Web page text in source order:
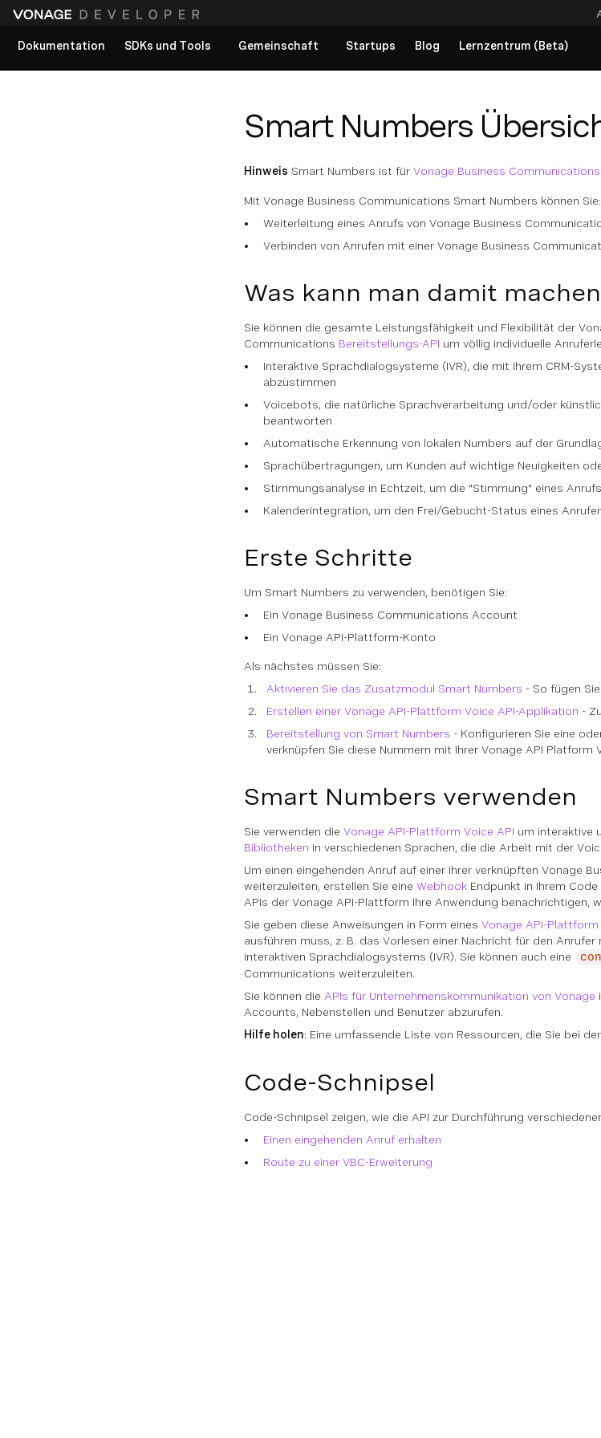
Dokumentation
SDKs und Tools Gemeinschaft Startups Blog Lernzentrum (Beta)
Smart Numbers
Hinweis Smart Numbers ist für Vonage Business
Mit Vonage Business Communications Smart Numbers können Sie:
Weiterleitung eines Anrufs von Vonage Business
Verbinden von Anrufen mit einer Vonage Business
Was kann man damit
Sie können die gesamte Leistungsfähigkeit und Flexibilität der
Communications Bereitstellungs-API um völlig individuelle
Interaktive Sprachdialogsysteme (IVR), die mit Ihrem CRM-
abzustimmen
Voicebots, die natürliche Sprachverarbeitung und/oder
beantworten
Automatische Erkennung von lokalen Numbers auf der
Sprachübertragungen, um Kunden auf wichtige Neuigkeiten
Stimmungsanalyse in Echtzeit, um die "Stimmung" eines
Kalenderintegration, um den Frei/Gebucht-Status eines
Erste Schritte
Um Smart Numbers zu verwenden, benötigen Sie:
Ein Vonage Business Communications Account
Ein Vonage API-Plattform-Konto
Als nächstes müssen Sie:
Aktivieren Sie das Zusatzmodul Smart Numbers - So fügen
Erstellen einer Vonage API-Plattform Voice API-Applikation -
Bereitstellung von Smart Numbers - Konfigurieren Sie eine
verknüpfen Sie diese Nummern mit Ihrer Vonage API Platform
Smart Numbers verwenden
Sie verwenden die Vonage API-Plattform Voice API um interaktive
Bibliotheken in verschiedenen Sprachen, die die Arbeit mit der
Um einen eingehenden Anruf auf einer Ihrer verknüpften Vonage
weiterzuleiten, erstellen Sie eine Webhook Endpunkt in Ihrem
APIs der Vonage API-Plattform Ihre Anwendung
Sie geben diese Anweisungen in Form eines Vonage API-
ausführen muss, z. B. das Vorlesen einer Nachricht für den
interaktiven Sprachdialogsystems (IVR). Sie können auch eine
Communications weiterzuleiten.
Sie können die APIs für Unternehmenskommunikation von Vonage
Accounts, Nebenstellen und Benutzer abzurufen.
Hilfe holen: Eine umfassende Liste von Ressourcen, die Sie bei
Code-Schnipsel
Code-Schnipsel zeigen, wie die API zur Durchführung
Einen eingehenden Anruf erhalten
Route zu einer VBC-Erweiterung